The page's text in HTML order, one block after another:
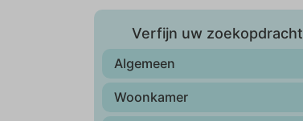
Verfijn uw zoekopdracht
Algemeen
Woonkamer